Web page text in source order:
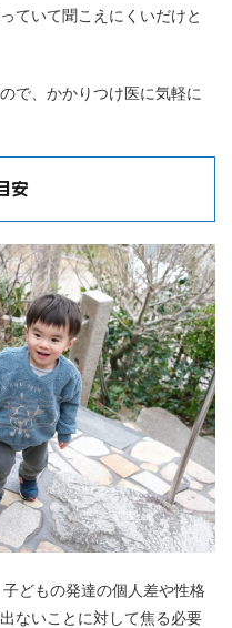
ていて聞こえにくいだけと
で、かかりつけ医に気軽に
安
どもの発達の個人差や性格
ないことに対して焦る必要